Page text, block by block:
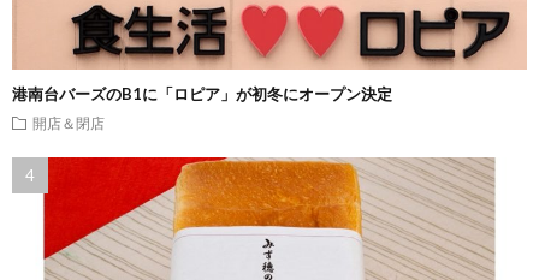
港南台バーズのB1に「ロピア」が初冬にオープン決定
開店＆閉店